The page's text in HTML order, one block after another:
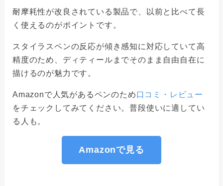
耐摩耗性が改良されている製品で、以前と比べて長
く使えるのがポイントです。
スタイラスペンの反応が傾き感知に対応していて高
精度のため、ディティールまでそのまま自由自在に
描けるのが魅力です。
Amazonで人気があるペンのため口コミ・レビュー
をチェックしてみてください。普段使いに適してい
る人も。
Amazonで見る